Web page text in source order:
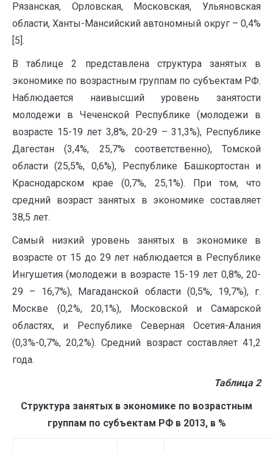
Рязанская, Орловская, Московская, Ульяновская
области, Ханты-Мансийский автономный округ – 0,4%
[5].
В таблице 2 представлена структура занятых в
экономике по возрастным группам по субъектам РФ.
Наблюдается наивысший уровень занятости
молодежи в Чеченской Республике (молодежи в
возрасте 15-19 лет 3,8%, 20-29 – 31,3%), Республике
Дагестан (3,4%, 25,7% соответственно), Томской
области (25,5%, 0,6%), Республике Башкортостан и
Краснодарском крае (0,7%, 25,1%). При том, что
средний возраст занятых в экономике составляет
38,5 лет.
Самый низкий уровень занятых в экономике в
возрасте от 15 до 29 лет наблюдается в Республике
Ингушетия (молодежи в возрасте 15-19 лет 0,8%, 20-
29 – 16,7%), Магаданской области (0,5%, 19,7%), г.
Москве (0,2%, 20,1%), Московской и Самарской
областях, и Республике Северная Осетия-Алания
(0,3%-0,7%, 20,2%). Средний возраст составляет 41,2
года.
Таблица 2
Структура занятых в экономике по возрастным
группам по субъектам РФ в 2013, в %